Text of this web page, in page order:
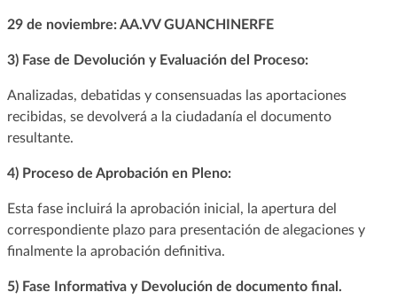
29 de noviembre: AA.VV GUANCHINERFE
3) Fase de Devolución y Evaluación del Proceso:
Analizadas, debatidas y consensuadas las aportaciones
recibidas, se devolverá a la ciudadanía el documento
resultante.
4) Proceso de Aprobación en Pleno:
Esta fase incluirá la aprobación inicial, la apertura del
correspondiente plazo para presentación de alegaciones y
finalmente la aprobación definitiva.
5) Fase Informativa y Devolución de documento final.